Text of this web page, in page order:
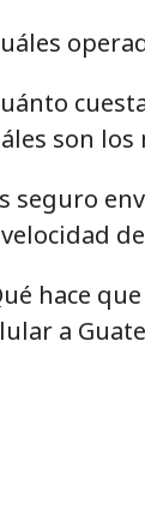
son los
seguro
hace
a